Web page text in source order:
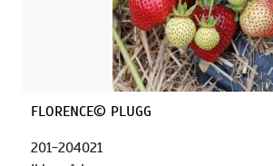
FLORENCE© PLUGG
201-204021